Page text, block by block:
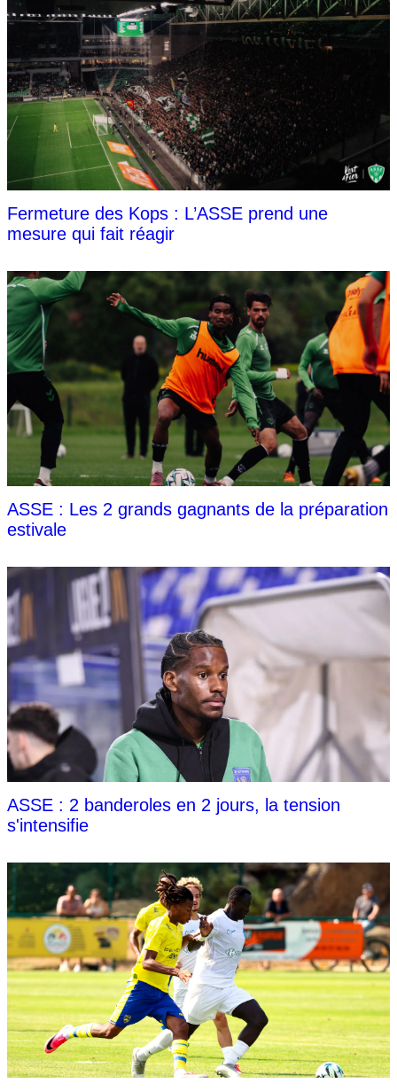
Fermeture des Kops : L’ASSE prend une
mesure qui fait réagir
ASSE : Les 2 grands gagnants de la préparation
estivale
ASSE : 2 banderoles en 2 jours, la tension
s'intensifie